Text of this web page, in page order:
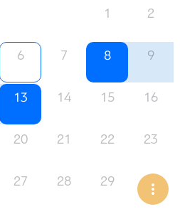
1
2
6 7 8 9
13 14 15 16
20 21 22 23
27 28 29 30